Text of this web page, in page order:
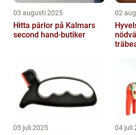
03 augusti 2025
Hitta pärlor på Kalmars
second hand-butiker
02
05 juli 2025 04 juli